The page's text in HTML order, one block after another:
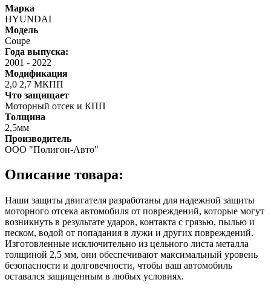
Марка
HYUNDAI
Модель
Coupe
Года выпуска:
2001 - 2022
Модификация
2,0 2,7 МКПП
Что защищает
Моторный отсек и КПП
Толщина
2,5мм
Производитель
ООО "Полигон-Авто"
Описание товара:
Наши защиты двигателя разработаны для надежной защиты
моторного отсека автомобиля от повреждений, которые могут
возникнуть в результате ударов, контакта с грязью, пылью и
песком, водой от попадания в лужи и других повреждений.
Изготовленные исключительно из цельного листа металла
толщиной 2,5 мм, они обеспечивают максимальный уровень
безопасности и долговечности, чтобы ваш автомобиль
оставался защищенным в любых условиях.